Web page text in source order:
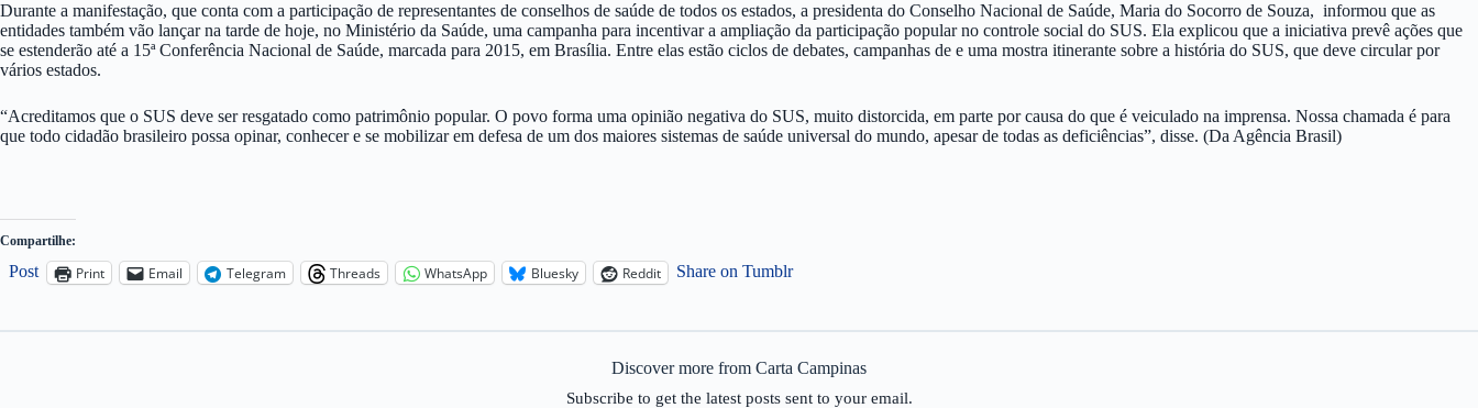
Durante a manifestação, que conta com a participação de representantes de conselhos de saúde de todos os estados, a presidenta do Conselho Nacional de Saúde, Maria do Socorro de Souza, informou que as
entidades também vão lançar na tarde de hoje, no Ministério da Saúde, uma campanha para incentivar a ampliação da participação popular no controle social do SUS. Ela explicou que a iniciativa prevê ações que
se estenderão até a 15ª Conferência Nacional de Saúde, marcada para 2015, em Brasília. Entre elas estão ciclos de debates, campanhas de e uma mostra itinerante sobre a história do SUS, que deve circular por
vários estados.
“Acreditamos que o SUS deve ser resgatado como patrimônio popular. O povo forma uma opinião negativa do SUS, muito distorcida, em parte por causa do que é veiculado na imprensa. Nossa chamada é para
que todo cidadão brasileiro possa opinar, conhecer e se mobilizar em defesa de um dos maiores sistemas de saúde universal do mundo, apesar de todas as deficiências”, disse. (Da Agência Brasil)
Compartilhe:
Post Print Email Telegram Threads WhatsApp Bluesky Reddit Share on Tumblr
Discover more from Carta Campinas
Subscribe to get the latest posts sent to your email.